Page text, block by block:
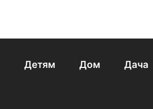
Детям Дом Дача